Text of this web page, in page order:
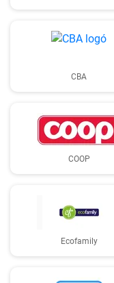
CBA
COOP
Ecofamily